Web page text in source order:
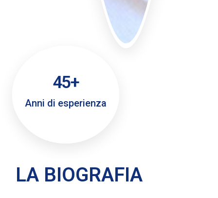
45+
Anni di esperienza
LA BIOGRAFIA